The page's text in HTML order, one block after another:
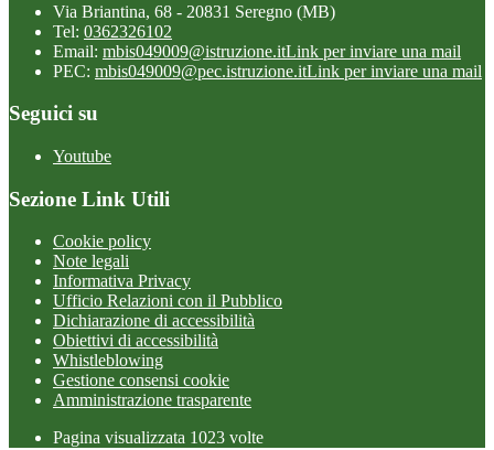
Via Briantina, 68 - 20831 Seregno (MB)
Tel: 0362326102
Email: mbis049009@istruzione.itLink per inviare una mail
PEC: mbis049009@pec.istruzione.itLink per inviare una mail
Seguici su
Youtube
Sezione Link Utili
Cookie policy
Note legali
Informativa Privacy
Ufficio Relazioni con il Pubblico
Dichiarazione di accessibilità
Obiettivi di accessibilità
Whistleblowing
Gestione consensi cookie
Amministrazione trasparente
Pagina visualizzata 1023 volte